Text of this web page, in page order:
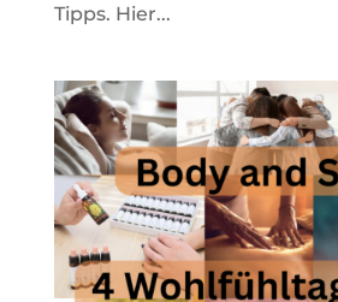
Tipps. Hier...